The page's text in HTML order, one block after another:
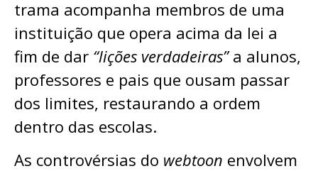
trama acompanha membros de uma
instituição que opera acima da lei a
fim de dar “lições verdadeiras”a alunos,
professores e pais que ousam passar
dos limites, restaurando a ordem
dentro das escolas.
As controvérsias do webtoon envolvem